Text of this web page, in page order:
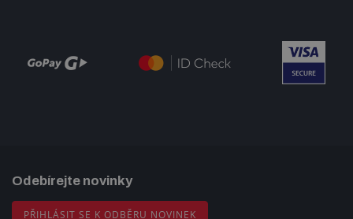
Odebírejte novinky
PŘIHLÁSIT SE K ODBĚRU NOVINEK